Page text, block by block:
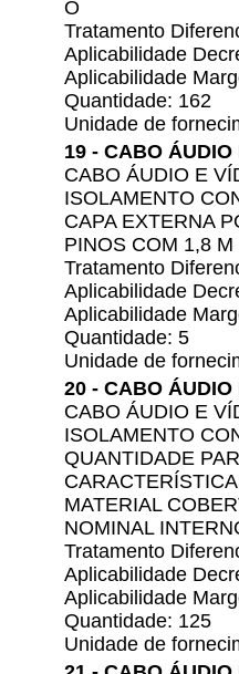
O
Tratamento
Aplicabilidade
Aplicabilidade
Quantidade: 162
Unidade de
19 - CABO ÁUDIO
CABO ÁUDIO E
ISOLAMENTO
CAPA EXTERNA
PINOS COM 1,8 M
Tratamento
Aplicabilidade
Aplicabilidade
Quantidade: 5
Unidade de
20 - CABO ÁUDIO
CABO ÁUDIO E
ISOLAMENTO
QUANTIDADE
MATERIAL
NOMINAL
Tratamento
Aplicabilidade
Aplicabilidade
Quantidade: 125
Unidade de